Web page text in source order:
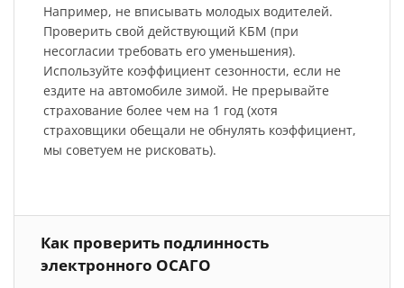
Например, не вписывать молодых водителей.
Проверить свой действующий КБМ (при
несогласии требовать его уменьшения).
Используйте коэффициент сезонности, если не
ездите на автомобиле зимой. Не прерывайте
страхование более чем на 1 год (хотя
страховщики обещали не обнулять коэффициент,
мы советуем не рисковать).
Как проверить подлинность
электронного ОСАГО